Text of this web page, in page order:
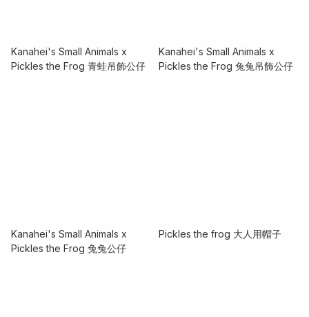
Kanahei's Small Animals x
Pickles the Frog 青蛙吊飾公仔
Kanahei's Small Animals x
Pickles the Frog 兔兔吊飾公仔
Kanahei's Small Animals x
Pickles the Frog 兔兔公仔
Pickles the frog 大人用帽子